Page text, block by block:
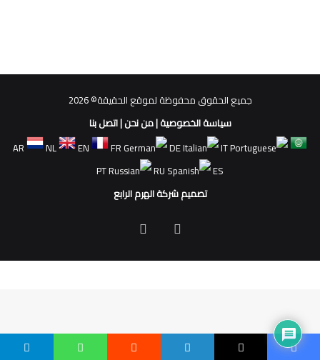
جميع الحقوق محفوظة لموقع الحقيقة© 2026
سياسة الخصوصية|من نحن|اتصل بنا
AR
NL EN FR DE
IT
PT
RU
ES
تصميم شركة الهرم الرابع
فيسبوك
الموقع